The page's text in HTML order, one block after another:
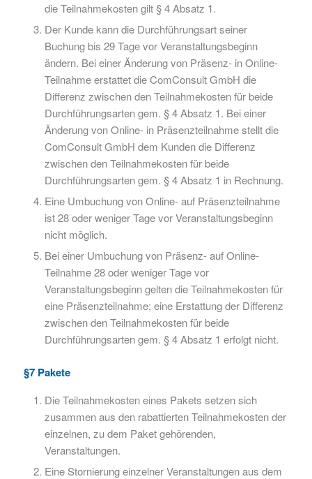
die Teilnahmekosten gilt § 4 Absatz 1.
Der Kunde kann die Durchführungsart seiner
Buchung bis 29 Tage vor Veranstaltungsbeginn
ändern. Bei einer Änderung von Präsenz- in Online-
Teilnahme erstattet die ComConsult GmbH die
Differenz zwischen den Teilnahmekosten für beide
Durchführungsarten gem. § 4 Absatz 1. Bei einer
Änderung von Online- in Präsenzteilnahme stellt die
ComConsult GmbH dem Kunden die Differenz
zwischen den Teilnahmekosten für beide
Durchführungsarten gem. § 4 Absatz 1 in Rechnung.
Eine Umbuchung von Online- auf Präsenzteilnahme
ist 28 oder weniger Tage vor Veranstaltungsbeginn
nicht möglich.
Bei einer Umbuchung von Präsenz- auf Online-
Teilnahme 28 oder weniger Tage vor
Veranstaltungsbeginn gelten die Teilnahmekosten für
eine Präsenzteilnahme; eine Erstattung der Differenz
zwischen den Teilnahmekosten für beide
Durchführungsarten gem. § 4 Absatz 1 erfolgt nicht.
§7 Pakete
Die Teilnahmekosten eines Pakets setzen sich
zusammen aus den rabattierten Teilnahmekosten der
einzelnen, zu dem Paket gehörenden,
Veranstaltungen.
Eine Stornierung einzelner Veranstaltungen aus dem